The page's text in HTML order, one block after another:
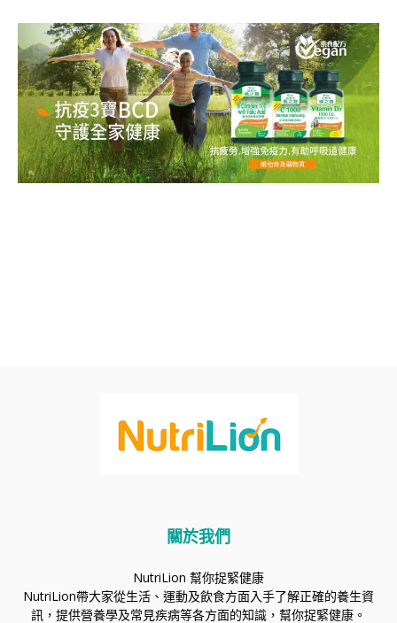
關於我們
NutriLion 幫你捉緊健康
NutriLion帶大家從生活、運動及飲食方面入手了解正確的養生資
訊，提供營養學及常見疾病等各方面的知識，幫你捉緊健康。